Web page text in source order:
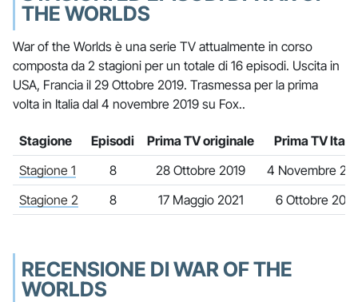
THE WORLDS
War of the Worlds è una serie TV attualmente in corso
composta da 2 stagioni per un totale di 16 episodi. Uscita in
USA, Francia il 29 Ottobre 2019. Trasmessa per la prima
volta in Italia dal 4 novembre 2019 su Fox..
Stagione Episodi Prima TV originale
Prima TV Italia
Stagione 1
8 28 Ottobre 2019
4 Novembre
Stagione 2
8 17 Maggio 2021 6 Ottobre 2021
RECENSIONE DI WAR OF THE
WORLDS